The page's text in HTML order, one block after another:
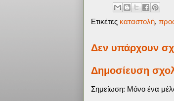
Ετικέτες καταστολή,
Δεν υπάρχουν
Δημοσίευση
Σημείωση: Μόνο ένα